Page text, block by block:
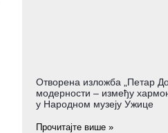
Отворена изложба „Петар
модерности – између
у Народном музеју Ужице
Прочитајте више »